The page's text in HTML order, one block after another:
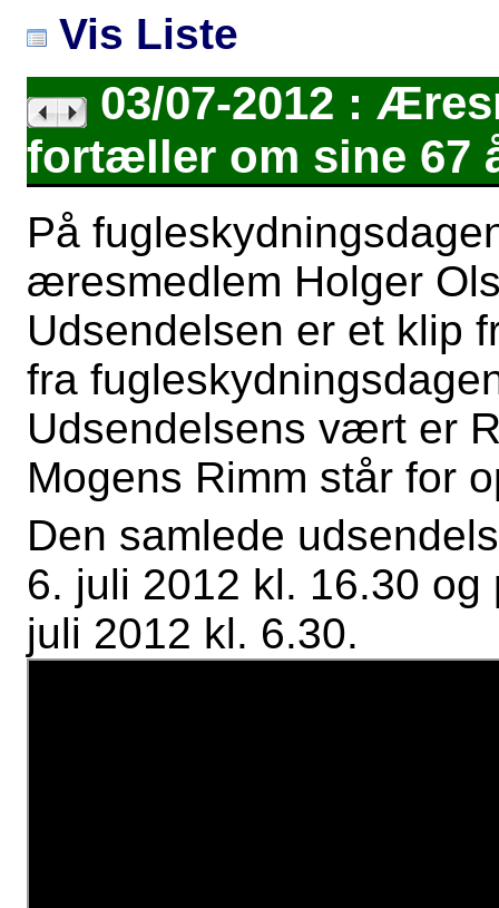
Vis Liste
03/07-2012 :
fortæller om sine 67
På
æresmedlem Holger
Udsendelsen er et klip
fra
Udsendelsens vært er
Mogens Rimm står for
Den samlede
6. juli 2012 kl. 16.30
juli 2012 kl. 6.30.